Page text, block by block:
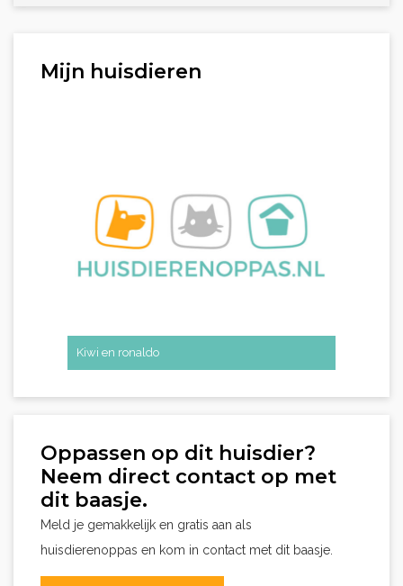
Mijn huisdieren
Kiwi en ronaldo
Oppassen op dit huisdier?
Neem direct contact op met
dit baasje.
Meld je gemakkelijk en gratis aan als
huisdierenoppas en kom in contact met dit baasje.